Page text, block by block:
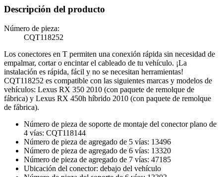
Descripción del producto
Número de pieza:
CQT118252
Los conectores en T permiten una conexión rápida sin necesidad de
empalmar, cortar o encintar el cableado de tu vehículo. ¡La
instalación es rápida, fácil y no se necesitan herramientas!
CQT118252 es compatible con las siguientes marcas y modelos de
vehículos: Lexus RX 350 2010 (con paquete de remolque de
fábrica) y Lexus RX 450h híbrido 2010 (con paquete de remolque
de fábrica).
Número de pieza de soporte de montaje del conector plano de
4 vías: CQT118144
Número de pieza de agregado de 5 vías: 13496
Número de pieza de agregado de 6 vías: 13320
Número de pieza de agregado de 7 vías: 47185
Ubicación del conector: debajo del vehículo